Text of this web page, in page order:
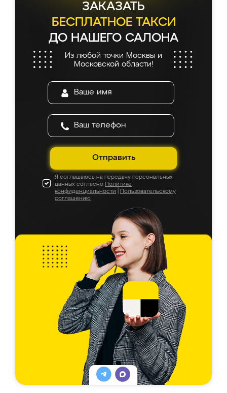
ЗАКАЗАТЬ
БЕСПЛАТНОЕ ТАКСИ
ДО НАШЕГО САЛОНА
Из любой точки Москвы и
Московской области!
Отправить
Я соглашаюсь на передачу персональных
данных согласно Политике
конфиденциальности
Пользовательскому
соглашению